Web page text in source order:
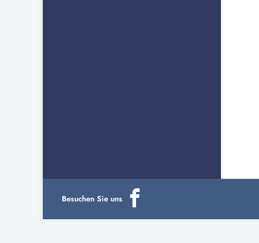
Besuchen Sie uns